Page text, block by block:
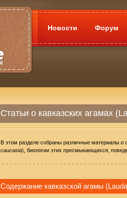
Новости Форум
Статьи о кавказских агамах
В этом разделе собраны различные материалы о
caucasia), биологии этих пресмыкающихся,
Содержание кавказской агамы